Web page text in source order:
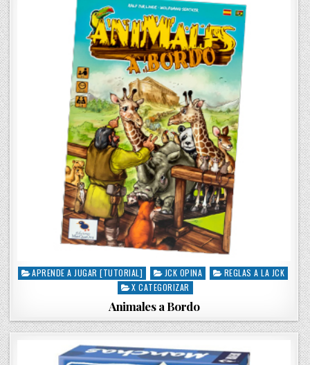
P
e
APRENDE A JUGAR [TUTORIAL] JCK OPINA
REGLAS A LA JCK
X CATEGORIZAR
Animales a Bordo